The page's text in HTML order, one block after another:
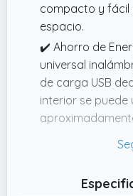
compacto y fácil
espacio.
✔️ Ahorro de
universal
de carga USB
interior se puede
más energía y
✔️ Fácil